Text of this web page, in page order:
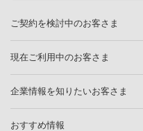
ご契約を検討中のお客さま
現在ご利用中のお客さま
企業情報を知りたいお客さま
おすすめ情報